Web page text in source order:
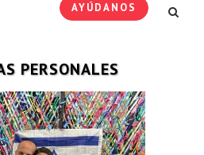
AYÚDANOS
PERSONALES